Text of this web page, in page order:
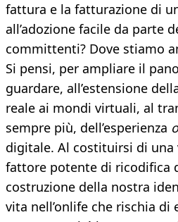
fattura e la fatturazione di
all’adozione facile da parte
committenti? Dove stiamo
Si pensi, per ampliare il
guardare, all’estensione
reale ai mondi virtuali, al
sempre più, dell’esperienza
digitale. Al costituirsi di una
fattore potente di ricodifica
costruzione della nostra
vita nell’onlife che rischia di